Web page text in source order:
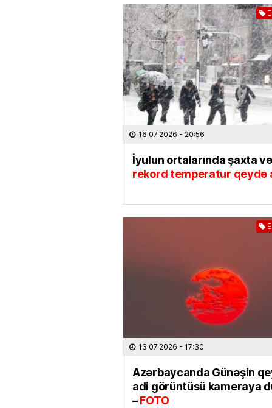
16.07.2026 - 20:56
İyulun ortalarında şaxta
rekord temperatur qeydə
13.07.2026 - 17:30
Azərbaycanda Günəşin
adi görüntüsü kameraya
–FOTO